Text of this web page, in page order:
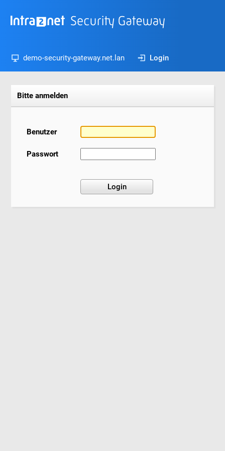
demo-security-gateway.net.lan Login
Bitte anmelden
Benutzer
Passwort